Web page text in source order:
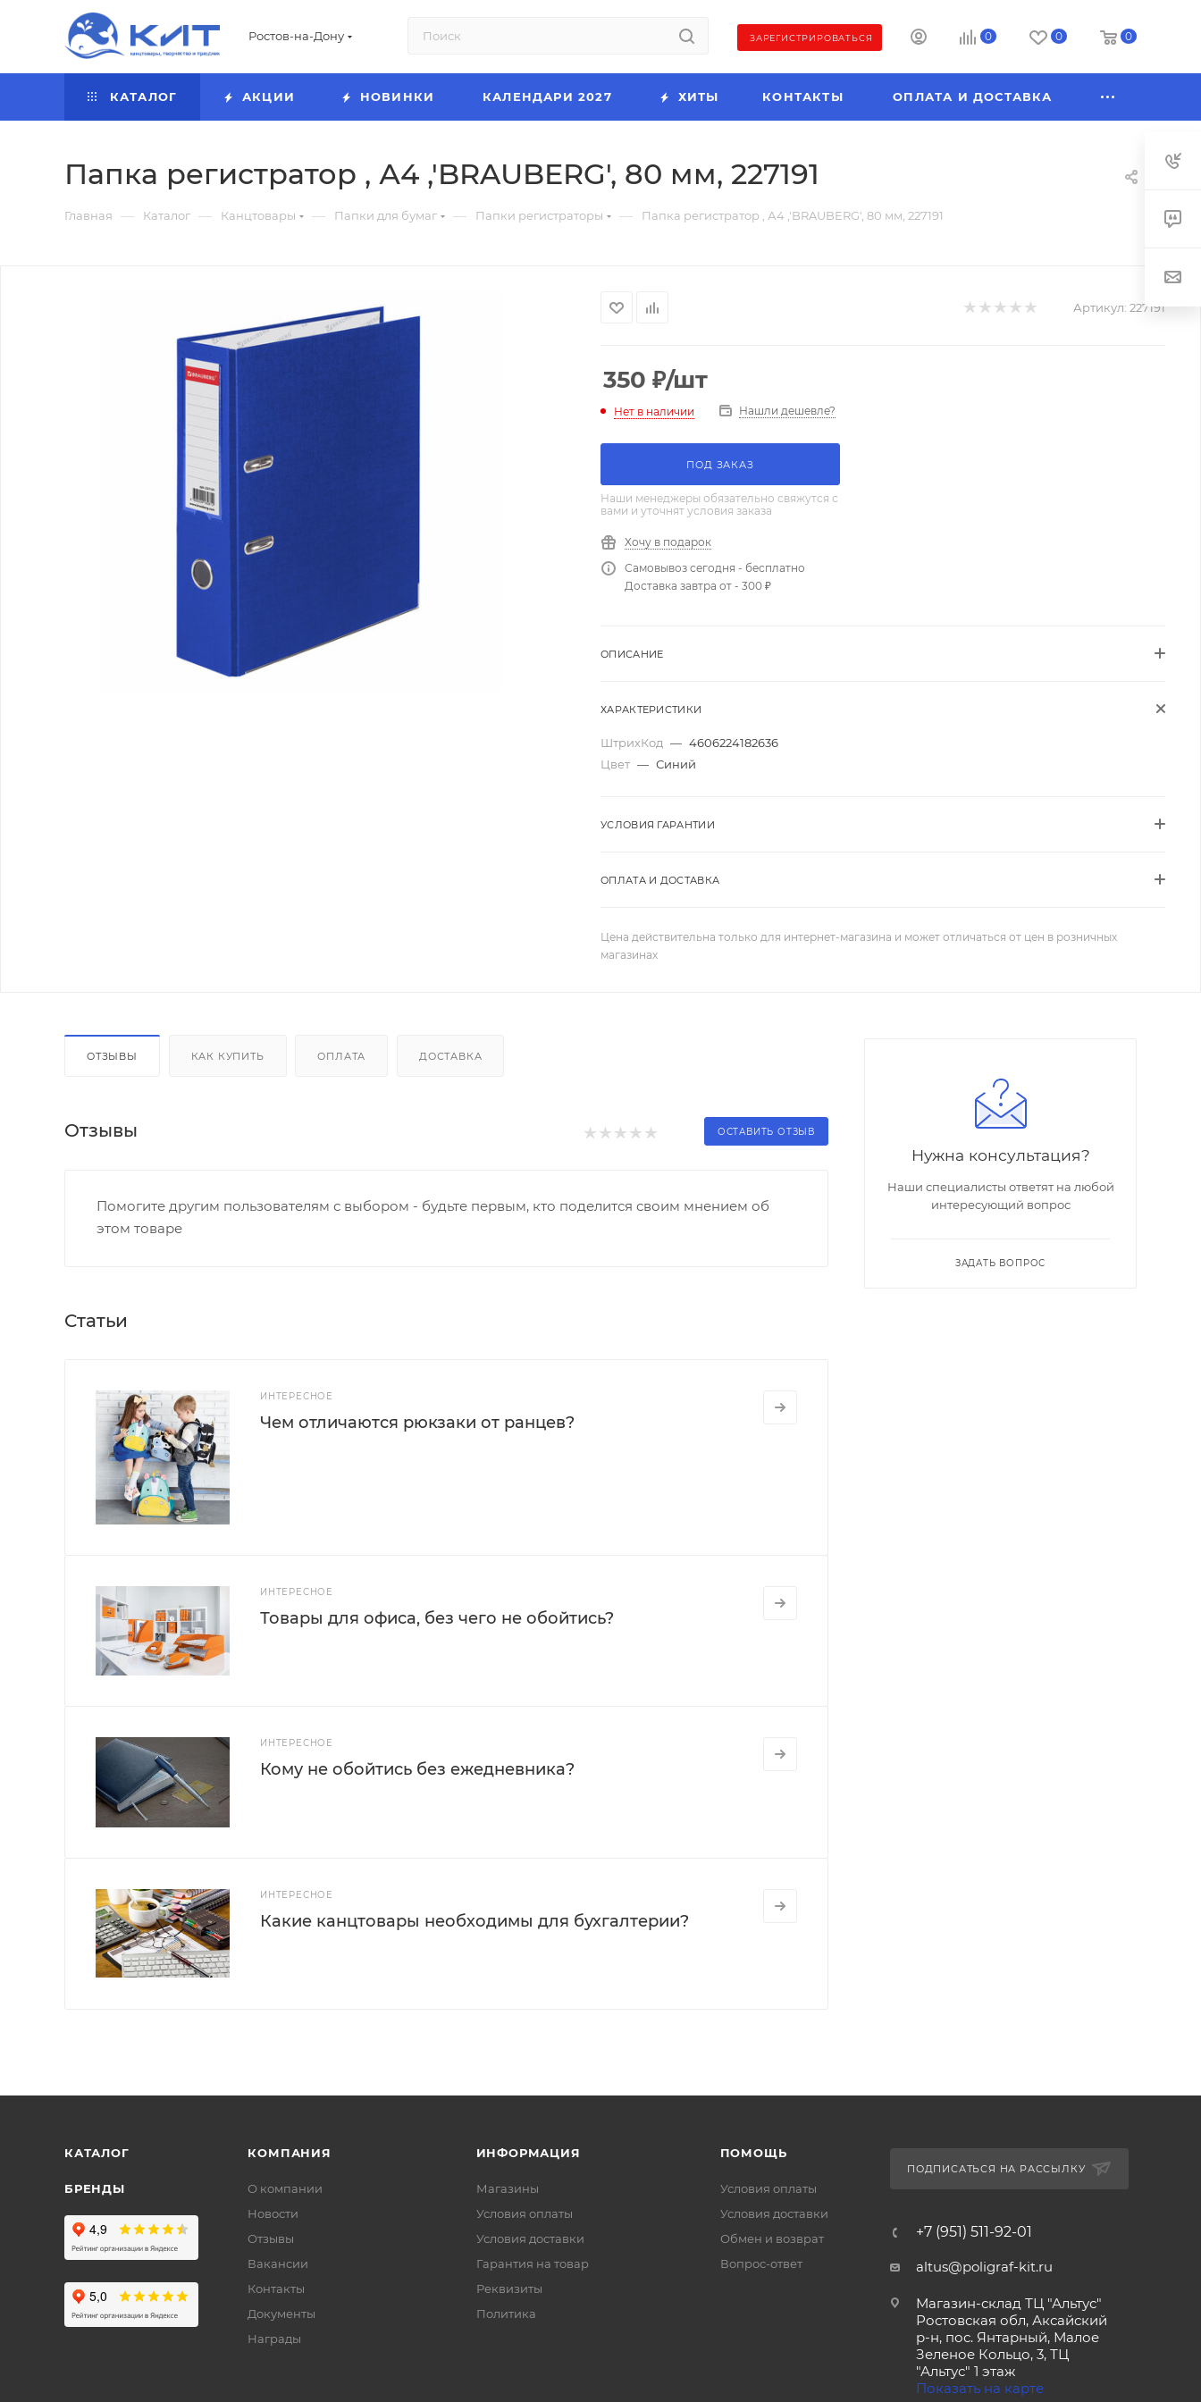
Ростов-на-Дону ЗАРЕГИСТРИРОВАТЬСЯ 0 0 0
КАТАЛОГ АКЦИИ НОВИНКИ КАЛЕНДАРИ 2027 ХИТЫ КОНТАКТЫ ОПЛАТА И ДОСТАВКА
Папка регистратор , А4 ,'BRAUBERG', 80 мм, 227191
Главная — Каталог — Канцтовары — Папки для бумаг — Папки регистраторы — Папка регистратор , А4 ,'BRAUBERG', 80 мм, 227191
Артикул: 227191
350 ₽/шт
Нет в наличии Нашли дешевле?
ПОД ЗАКАЗ
Наши менеджеры обязательно свяжутся с
вами и уточнят условия заказа
Хочу в подарок
Самовывоз сегодня - бесплатно
Доставка завтра от - 300 ₽
ОПИСАНИЕ
ХАРАКТЕРИСТИКИ
ШтрихКод — 4606224182636
Цвет — Синий
УСЛОВИЯ ГАРАНТИИ
ОПЛАТА И ДОСТАВКА
Цена действительна только для интернет-магазина и может отличаться от цен в розничных
магазинах
ОТЗЫВЫ КАК КУПИТЬ ОПЛАТА ДОСТАВКА
Отзывы ОСТАВИТЬ ОТЗЫВ
Помогите другим пользователям с выбором - будьте первым, кто поделится своим мнением об
этом товаре
Статьи
ИНТЕРЕСНОЕ
Чем отличаются рюкзаки от ранцев?
ИНТЕРЕСНОЕ
Товары для офиса, без чего не обойтись?
ИНТЕРЕСНОЕ
Кому не обойтись без ежедневника?
ИНТЕРЕСНОЕ
Какие канцтовары необходимы для бухгалтерии?
Нужна консультация?
Наши специалисты ответят на любой
интересующий вопрос
ЗАДАТЬ ВОПРОС
КАТАЛОГ
БРЕНДЫ
КОМПАНИЯ
О компании
Новости
Отзывы
Вакансии
Контакты
Документы
Награды
ИНФОРМАЦИЯ
Магазины
Условия оплаты
Условия доставки
Гарантия на товар
Реквизиты
Политика
ПОМОЩЬ
Условия оплаты
Условия доставки
Обмен и возврат
Вопрос-ответ
ПОДПИСАТЬСЯ НА РАССЫЛКУ
+7 (951) 511-92-01
altus@poligraf-kit.ru
Магазин-склад ТЦ "Альтус"
Ростовская обл, Аксайский
р-н, пос. Янтарный, Малое
Зеленое Кольцо, 3, ТЦ
"Альтус" 1 этаж
Показать на карте